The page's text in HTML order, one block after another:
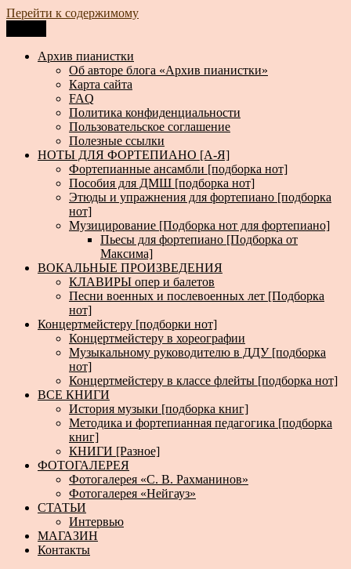
Перейти к содержимому
Архив пианистки
Всё для пианистов: ноты, книги, музыка, статьи…
Архив пианистки
Об авторе блога «Архив пианистки»
Карта сайта
FAQ
Политика конфиденциальности
Пользовательское соглашение
Полезные ссылки
НОТЫ ДЛЯ ФОРТЕПИАНО [А-Я]
Фортепианные ансамбли [подборка нот]
Пособия для ДМШ [подборка нот]
Этюды и упражнения для фортепиано [подборка
нот]
Музицирование [Подборка нот для фортепиано]
Пьесы для фортепиано [Подборка от
Максима]
ВОКАЛЬНЫЕ ПРОИЗВЕДЕНИЯ
КЛАВИРЫ опер и балетов
Песни военных и послевоенных лет [Подборка
нот]
Концертмейстеру [подборки нот]
Концертмейстеру в хореографии
Музыкальному руководителю в ДДУ [подборка
нот]
Концертмейстеру в классе флейты [подборка нот]
ВСЕ КНИГИ
История музыки [подборка книг]
Методика и фортепианная педагогика [подборка
книг]
КНИГИ [Разное]
ФОТОГАЛЕРЕЯ
Фотогалерея «С. В. Рахманинов»
Фотогалерея «Нейгауз»
СТАТЬИ
Интервью
МАГАЗИН
Контакты